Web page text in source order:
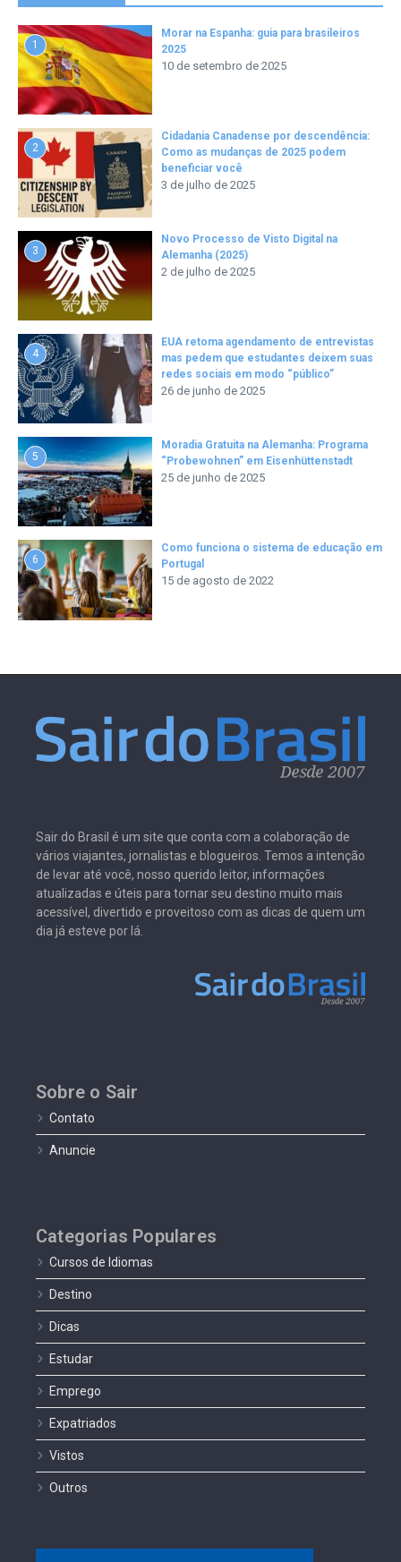
1
Morar na Espanha: guia para brasileiros
2025
10 de setembro de 2025
2
Cidadania Canadense por descendência:
Como as mudanças de 2025 podem
beneficiar você
3 de julho de 2025
3
Novo Processo de Visto Digital na
Alemanha (2025)
2 de julho de 2025
4
EUA retoma agendamento de entrevistas
mas pedem que estudantes deixem suas
redes sociais em modo “público”
26 de junho de 2025
5
Moradia Gratuita na Alemanha: Programa
“Probewohnen” em Eisenhüttenstadt
25 de junho de 2025
6
Como funciona o sistema de educação em
Portugal
15 de agosto de 2022
Sair do Brasil é um site que conta com a colaboração de
vários viajantes, jornalistas e blogueiros. Temos a intenção
de levar até você, nosso querido leitor, informações
atualizadas e úteis para tornar seu destino muito mais
acessível, divertido e proveitoso com as dicas de quem um
dia já esteve por lá.
Sobre o Sair
Contato
Anuncie
Categorias Populares
Cursos de Idiomas
Destino
Dicas
Estudar
Emprego
Expatriados
Vistos
Outros